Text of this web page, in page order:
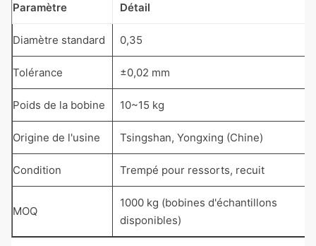
Paramètre Détail
Diamètre standard 0,35
Tolérance ±0,02 mm
Poids de la bobine 10~15 kg
Origine de l'usine Tsingshan, Yongxing (Chine)
Condition Trempé pour ressorts, recuit
MOQ
1000 kg (bobines d'échantillons
disponibles)